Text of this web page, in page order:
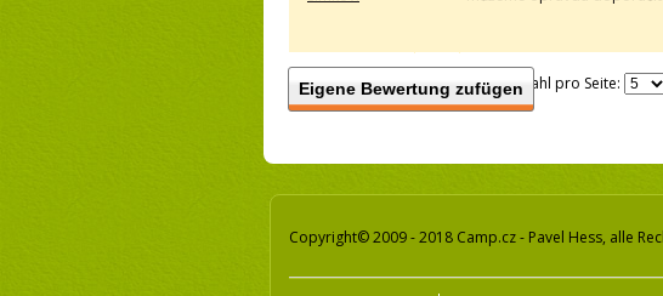
Eigene Bewertung zufügenAnzahl pro Seite:
Copyright© 2009 - 2018 Camp.cz - Pavel Hess, alle